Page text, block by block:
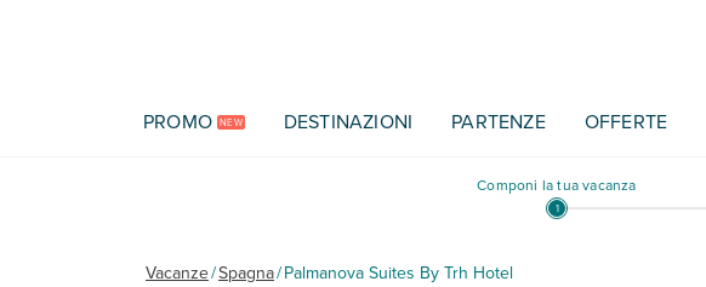
PROMO NEW DESTINAZIONI PARTENZE OFFERTE
Componi la tua vacanza
Vacanze/Spagna/Palmanova Suites By Trh Hotel